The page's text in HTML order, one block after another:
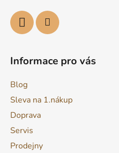
Informace pro vás
Blog
Sleva na 1.nákup
Doprava
Servis
Prodejny